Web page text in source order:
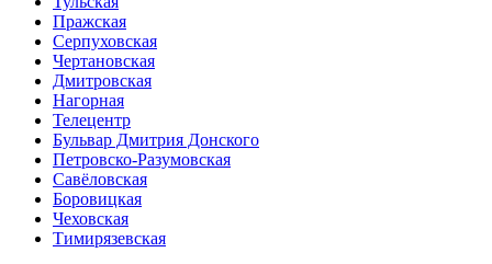
Пражская
Серпуховская
Чертановская
Дмитровская
Нагорная
Телецентр
Бульвар Дмитрия Донского
Петровско-Разумовская
Савёловская
Боровицкая
Чеховская
Тимирязевская